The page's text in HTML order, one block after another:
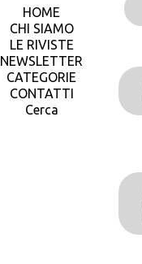
HOME
CHI SIAMO
LE RIVISTE
NEWSLETTER
CATEGORIE
CONTATTI
Cerca